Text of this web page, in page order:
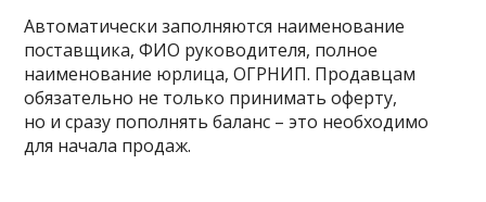
Автоматически заполняются наименование
поставщика, ФИО руководителя, полное
наименование юрлица, ОГРНИП. Продавцам
обязательно не только принимать оферту,
но и сразу пополнять баланс – это необходимо
для начала продаж.